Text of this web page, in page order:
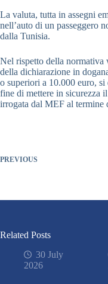
La valuta, tutta in assegni
nell’auto di un passeggero
dalla Tunisia.
Nel rispetto della normativa
della dichiarazione in
o superiori a 10.000 euro, si
fine di mettere in sicurezza
irrogata dal MEF al termine
PREVIOUS
Related Posts
30 July
2026